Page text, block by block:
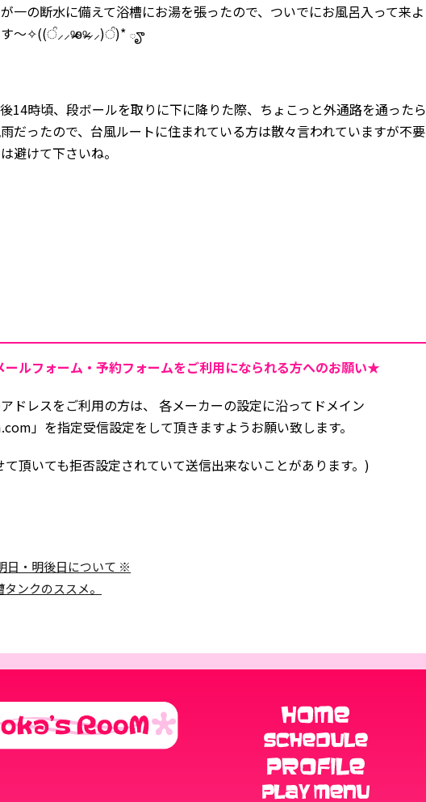
一の断水に備えて浴槽にお湯を張ったので、ついでにお風呂入って来よ
す〜✧((ੰ⸝⸝ᵒ̴̶̷ѳᵒ̴̶̷⸝⸝)ੰ)* ౄ
14時頃、段ボールを取りに下に降りた際、ちょこっと外通路を通ったら
だったので、台風ルートに住まれている方は散々言われていますが不要
避けて下さいね。
ールフォーム・予約フォームをご利用になられる方へのお願い★
ドレスをご利用の方は、 各メーカーの設定に沿ってドメイン
」を指定受信設定をして頂きますようお願い致します。
頂いても拒否設定されていて送信出来ないことがあります。)
日・明後日について ※
タンクのススメ。